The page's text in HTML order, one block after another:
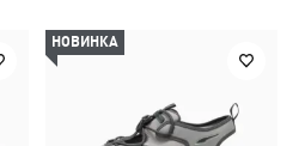
НОВИНКА